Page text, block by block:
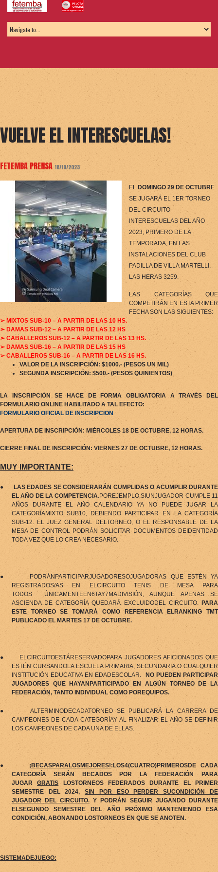
VUELVE EL INTERESCUELAS!
FETEMBA PRENSA 18/10/2023
EL DOMINGO 29 DE OCTUBRE
SE JUGARÁ EL 1ER TORNEO
DEL CIRCUITO
INTERESCUELAS DEL AÑO
2023, PRIMERO DE LA
TEMPORADA, EN LAS
INSTALACIONES DEL CLUB
PADILLA DE VILLA MARTELLI,
LAS HERAS 3259.
LAS CATEGORÍAS QUE
COMPETIRÁN EN ESTA PRIMER
FECHA SON LAS SIGUIENTES:
➢ MIXTOS SUB-10 – A PARTIR DE LAS 10 HS.
➢ DAMAS SUB-12 – A PARTIR DE LAS 12 HS
➢ CABALLEROS SUB-12 – A PARTIR DE LAS 13 HS.
➢ DAMAS SUB-16 – A PARTIR DE LAS 15 HS
➢ CABALLEROS SUB-16 – A PARTIR DE LAS 16 HS.
VALOR DE LA INSCRIPCIÓN: $1000.- (PESOS UN MIL)
SEGUNDA INSCRIPCIÓN: $500.- (PESOS QUINIENTOS)
LA INSCRIPCIÓN SE HACE DE FORMA OBLIGATORIA A TRAVÉS DEL
FORMULARIO ONLINE HABILITADO A TAL EFECTO:
FORMULARIO OFICIAL DE INSCRIPCION
APERTURA DE INSCRIPCIÓN: MIÉRCOLES 18 DE OCTUBRE, 12 HORAS.
CIERRE FINAL DE INSCRIPCIÓN: VIERNES 27 DE OCTUBRE, 12 HORAS.
MUY IMPORTANTE:
●
LAS EDADES SE CONSIDERARÁN CUMPLIDAS O ACUMPLIR DURANTE
EL AÑO DE LA COMPETENCIA.POREJEMPLO,SIUNJUGADOR CUMPLE 11
AÑOS DURANTE EL AÑO CALENDARIO YA NO PUEDE JUGAR LA
CATEGORÍAMIXTO SUB10, DEBIENDO PARTICIPAR EN LA CATEGORÍA
SUB-12. EL JUEZ GENERAL DELTORNEO, O EL RESPONSABLE DE LA
MESA DE CONTROL PODRÁN SOLICITAR DOCUMENTOS DEIDENTIDAD
TODA VEZ QUE LO CREA NECESARIO.
●
PODRÁNPARTICIPARJUGADORESOJUGADORAS QUE ESTÉN YA
REGISTRADOS/AS EN ELCIRCUITO TENIS DE MESA PARA
TODOS
ÚNICAMENTEEN6TAY7MADIVISIÓN, AUNQUE APENAS SE
ASCIENDA DE CATEGORÍA QUEDARÁ EXCLUIDODEL CIRCUITO. PARA
ESTE TORNEO SE TOMARÁ COMO REFERENCIA ELRANKING TMT
PUBLICADO EL MARTES 17 DE OCTUBRE.
●
ELCIRCUITOESTÁRESERVADOPARA JUGADORES AFICIONADOS QUE
ESTÉN CURSANDOLA ESCUELA PRIMARIA, SECUNDARIA O CUALQUIER
INSTITUCIÓN EDUCATIVA EN EDADESCOLAR.
NO PUEDEN PARTICIPAR
JUGADORES QUE HAYANPARTICIPADO EN ALGÚN TORNEO DE LA
FEDERACIÓN, TANTO INDIVIDUAL COMO POREQUIPOS.
●
ALTERMINODECADATORNEO SE PUBLICARÁ LA CARRERA DE
CAMPEONES DE CADA CATEGORÍAY AL FINALIZAR EL AÑO SE DEFINIR
LOS CAMPEONES DE CADA UNA DE ELLAS.
● ¡BECASPARALOSMEJORES!:LOS4(CUATRO)PRIMEROSDE CADA
CATEGORÍA SERÁN BECADOS POR LA FEDERACIÓN PARA
JUGARGRATIS LOSTORNEOS FEDERADOS DURANTE EL PRIMER
SEMESTRE DEL 2024,SIN POR ESO PERDER SUCONDICIÓN DE
JUGADOR DEL CIRCUITO. Y PODRÁN SEGUIR JUGANDO DURANTE
ELSEGUNDO SEMESTRE DEL AÑO PRÓXIMO MANTENIENDO ESA
CONDICIÓN, ABONANDO LOSTORNEOS EN QUE SE ANOTEN.
SISTEMADEJUEGO: